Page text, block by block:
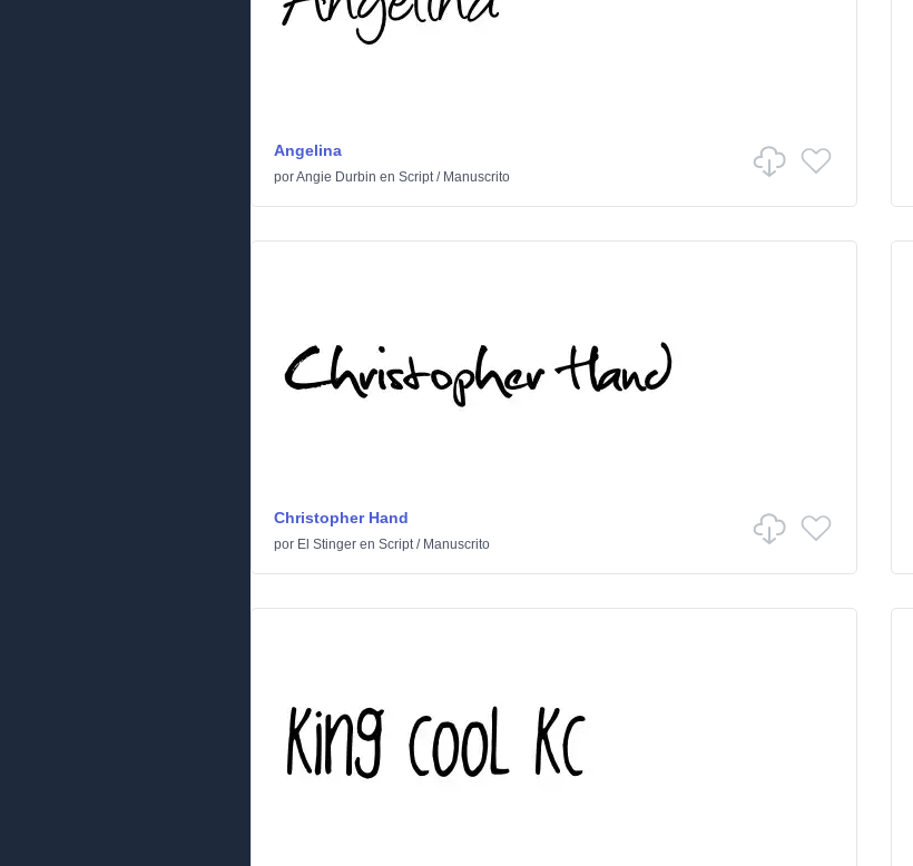
Angelina
porAngie Durbin en Script/ Manuscrito
Christopher Hand
por El Stinger en Script/ Manuscrito